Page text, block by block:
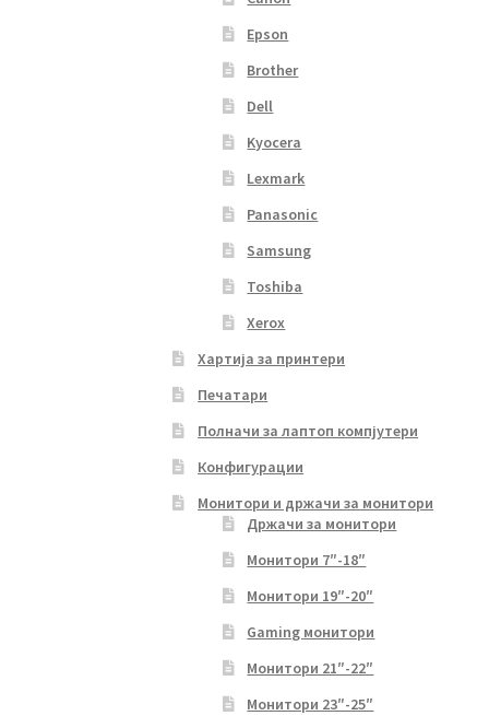
Epson
Brother
Dell
Kyocera
Lexmark
Panasonic
Samsung
Toshiba
Xerox
Хартија за принтери
Печатари
Полначи за лаптоп компјутери
Конфигурации
Монитори и држачи за монитори
Држачи за монитори
Монитори 7″-18″
Монитори 19″-20″
Gaming монитори
Монитори 21″-22″
Монитори 23″-25″